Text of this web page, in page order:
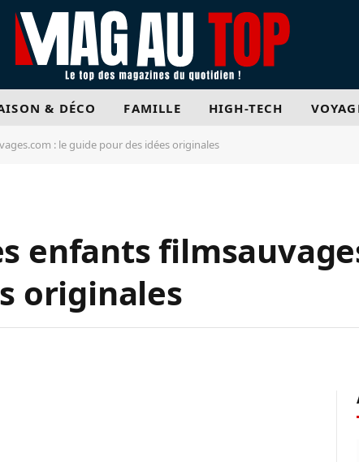
& DÉCO FAMILLE HIGH-TECH
: le guide pour des idées originales
enfants
originales